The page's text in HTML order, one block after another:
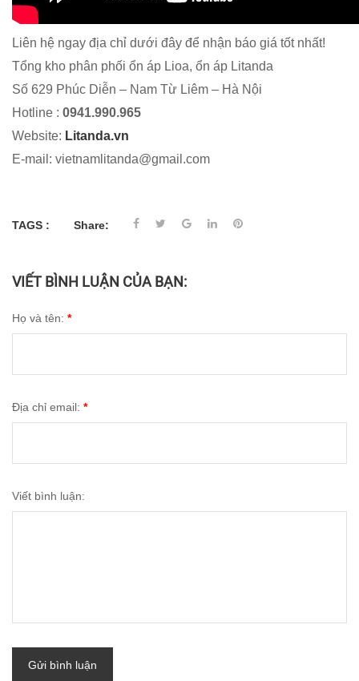
Liên hệ ngay địa chỉ dưới đây để nhận báo giá tốt nhất!
Tổng kho phân phối ổn áp Lioa, ổn áp Litanda
Số 629 Phúc Diễn – Nam Từ Liêm – Hà Nội
Hotline : 0941.990.965
Website: Litanda.vn
E-mail: vietnamlitanda@gmail.com
TAGS : Share:
VIẾT BÌNH LUẬN CỦA BẠN:
Họ và tên: *
Địa chỉ email: *
Viết bình luận:
Gửi bình luận